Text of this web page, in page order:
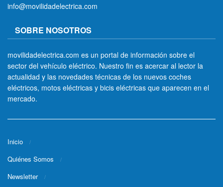
info@movilidadelectrica.com
SOBRE NOSOTROS
movilidadelectrica.com es un portal de información sobre el
sector del vehículo eléctrico. Nuestro fin es acercar al lector la
actualidad y las novedades técnicas de los nuevos coches
eléctricos, motos eléctricas y bicis eléctricas que aparecen en el
mercado.
Inicio
Quiénes Somos
Newsletter